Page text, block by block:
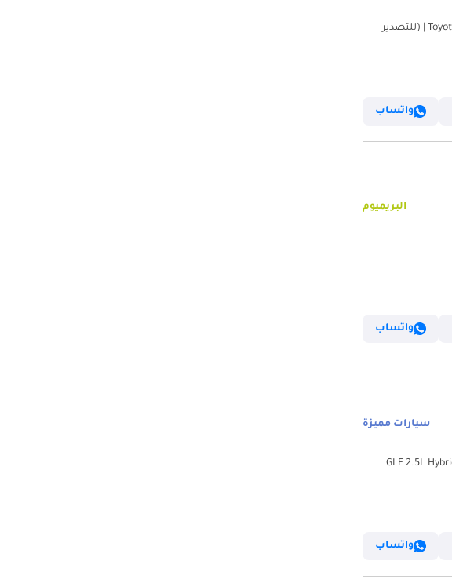
تويوتا هايلاندر Toyota Highlander Hybrid GLE 2025 | Best Price in UAE | (للتصدير
واتساب
البريميوم
واتساب
سيارات مميزة
واتساب